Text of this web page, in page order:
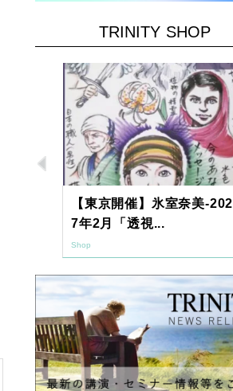
TRINITY SHOP
Previous
【東京開催】氷室奈美-202
7年2月「透視...
Shop